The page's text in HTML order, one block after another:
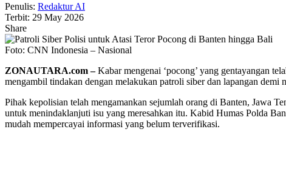
Penulis: Redaktur AI
Terbit: 29 May 2026
Share
Foto: CNN Indonesia – Nasional
ZONAUTARA.com –Kabar mengenai ‘pocong’ yang gentayangan
mengambil tindakan dengan melakukan patroli siber dan lapangan demi
Pihak kepolisian telah mengamankan sejumlah orang di Banten, Jawa
untuk menindaklanjuti isu yang meresahkan itu. Kabid Humas Polda
mudah mempercayai informasi yang belum terverifikasi.